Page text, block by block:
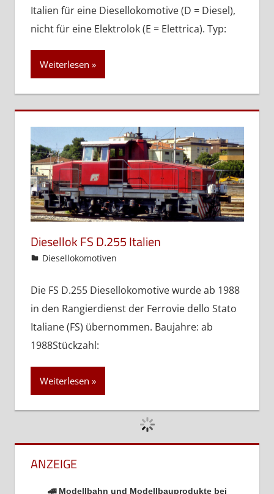
Italien für eine Diesellokomotive (D = Diesel),
nicht für eine Elektrolok (E = Elettrica). Typ:
Weiterlesen
Diesellok FS D.255 Italien
admin
Diesellokomotiven
Die FS D.255 Diesellokomotive wurde ab 1988
in den Rangierdienst der Ferrovie dello Stato
Italiane (FS) übernommen. Baujahre: ab
1988Stückzahl:
Weiterlesen